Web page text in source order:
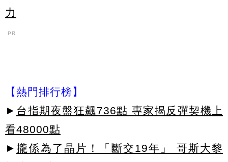
力
PR
【熱門排行榜】
► 台指期夜盤狂飆736點 專家揭反彈契機上
看48000點
► 攏係為了晶片！「斷交19年」 哥斯大黎